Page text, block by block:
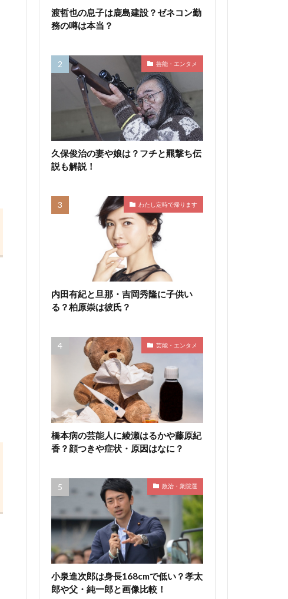
渡哲也の息子は鹿島建設？ゼネコン勤
務の噂は本当？
芸能・エンタメ
久保俊治の妻や娘は？フチと羆撃ち伝
説も解説！
わたし定時で帰ります
内田有紀と旦那・吉岡秀隆に子供い
る？柏原崇は彼氏？
芸能・エンタメ
橋本病の芸能人に綾瀬はるかや藤原紀
香？顔つきや症状・原因はなに？
政治・衆院選
小泉進次郎は身長168cmで低い？孝太
郎や父・純一郎と画像比較！